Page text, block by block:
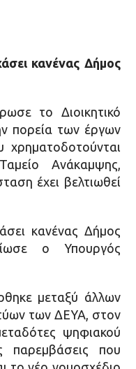
κανένας Δήμος
το Διοικητικό
πορεία των έργων
Ανάκαμψης,
έχει βελτιωθεί
κανένας Δήμος
ο Υπουργός
μεταξύ άλλων
των ΔΕΥΑ, στον
ψηφιακού
παρεμβάσεις που